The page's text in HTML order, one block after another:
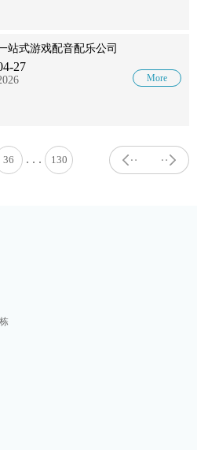
站式游戏配音配乐公司
27
More
36 . . . 130